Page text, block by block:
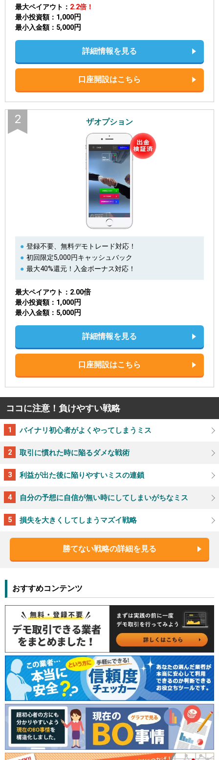
最大ペイアウト
2.2倍！
最小投資額
1,000円
最小入金額 5,000円
詳細情報を見る
口座開設はこちら
2 ザオプション
登録不要、無料デモトレード対応！
初回限定5,000円キャッシュバック
最大40%還元！入金ボーナス対応！
最大ペイアウト 2.00倍
最小投資額 1,000円
最小入金額 5,000円
詳細情報を見る
口座開設はこちら
ココに注意！負けやすい戦略
バイナリ初心者がよくやってしまうミス
取引に慣れた時に陥るダメな戦術
利益が出た後に陥りやすいミスの連鎖
自分の予想に自信が無い時にしてしまいがちなミス
損失を大きくしてしまうマズイ戦略
勝てない戦略の詳細を見る
おすすめコンテンツ